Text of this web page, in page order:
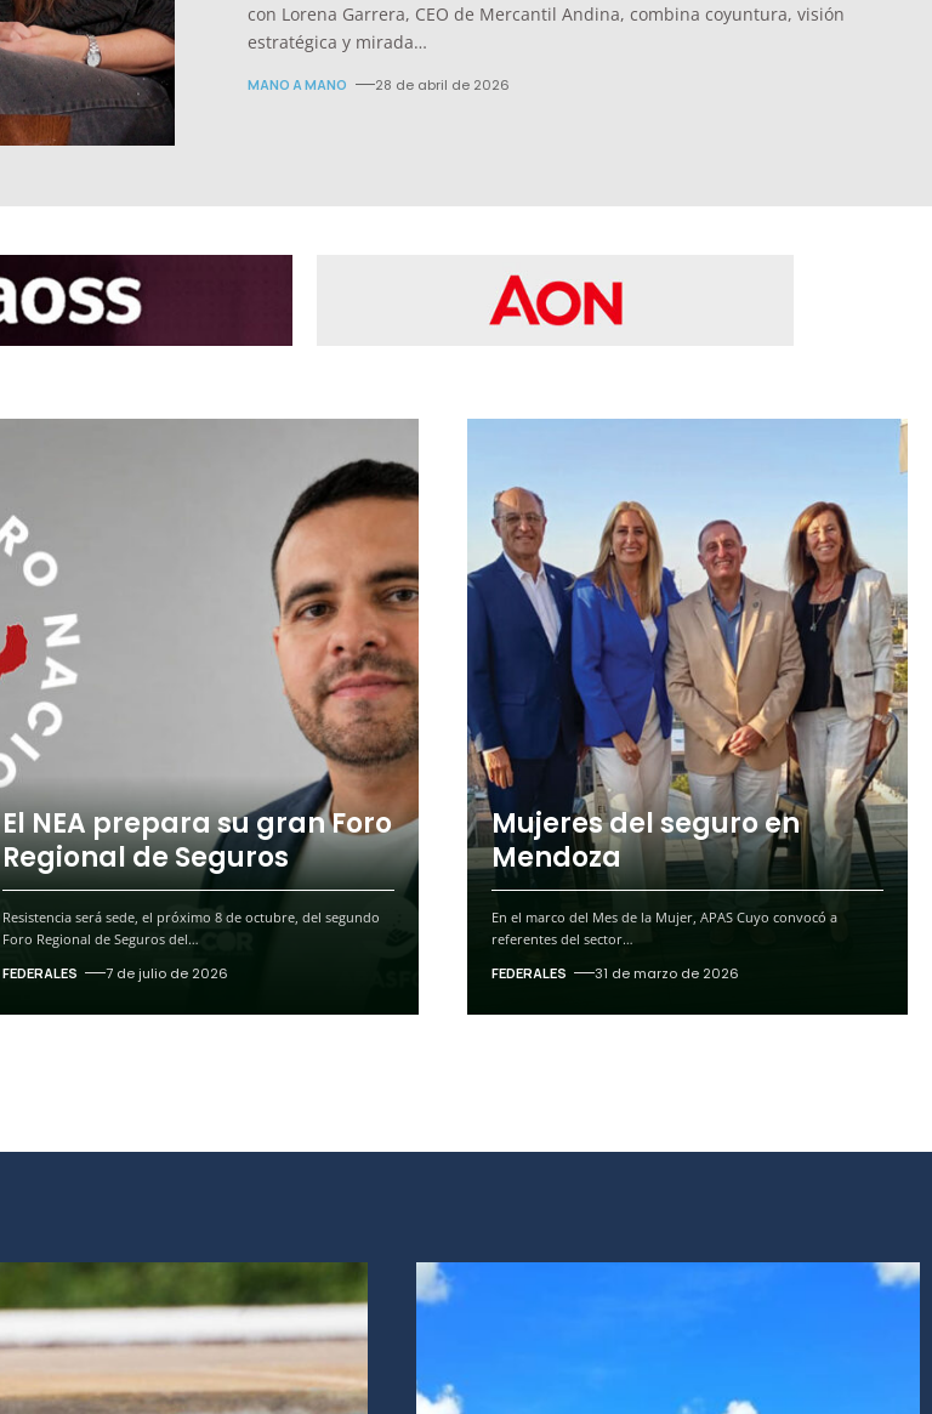
con Lorena Garrera, CEO de Mercantil Andina, combina coyuntura, visión
estratégica y mirada…
MANO A MANO 28 de abril de 2026
El NEA prepara su gran Foro
Regional de Seguros
Resistencia será sede, el próximo 8 de octubre, del segundo
Foro Regional de Seguros del…
FEDERALES
7 de julio de 2026
Mujeres del seguro en
Mendoza
En el marco del Mes de la Mujer, APAS Cuyo convocó a
referentes del sector…
FEDERALES
31 de marzo de 2026